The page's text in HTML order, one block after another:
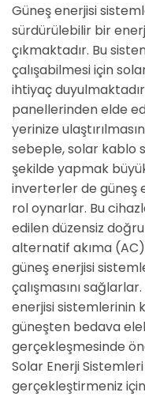
Güneş enerjisi
sürdürülebilir bir
çıkmaktadır. Bu
çalışabilmesi için
ihtiyaç
panellerinden elde
yerinize
sebeple, solar kablo
şekilde yapmak
inverterler de güneş
rol oynarlar. Bu
edilen düzensiz
alternatif akıma
güneş enerjisi
çalışmasını
enerjisi sistemlerinin
güneşten bedava
gerçekleşmesinde
Solar Enerji
gerçekleştirmeniz için